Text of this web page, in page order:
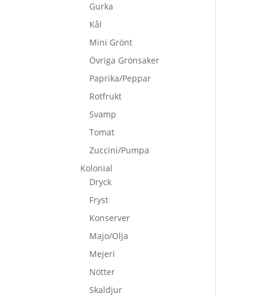
Gurka
Kål
Mini Grönt
Övriga Grönsaker
Paprika/Peppar
Rotfrukt
Svamp
Tomat
Zuccini/Pumpa
Kolonial
Dryck
Fryst
Konserver
Majo/Olja
Mejeri
Nötter
Skaldjur